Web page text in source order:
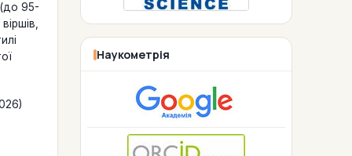
(до 95-
Наукометрія